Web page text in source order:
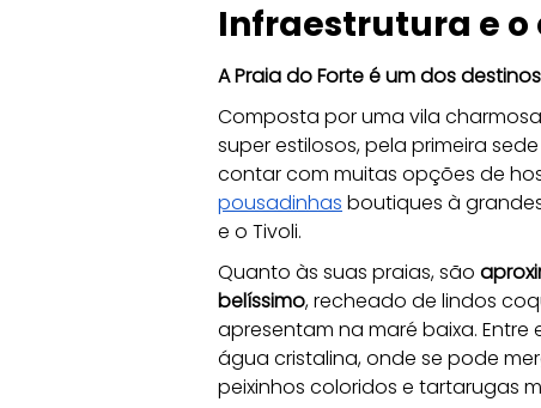
Infraestrutura e o
A Praia do Forte é um dos
Composta por uma vila
super estilosos, pela primeira
contar com muitas opções de
pousadinhas boutiques à
e o Tivoli.
Quanto às suas praias, são
belíssimo, recheado de lindos
apresentam na maré baixa.
água cristalina, onde se pode
peixinhos coloridos e tartarugas